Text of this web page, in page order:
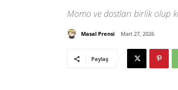
Momo ve dostları birlik olup
Masal Prensi Mart 27, 2026
Paylaş